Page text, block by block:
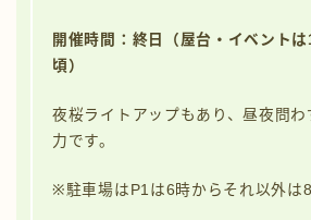
開催時間：終日（屋台・イベント
頃）
夜桜ライトアップもあり、昼夜問
力です。
※駐車場はP1は6時からそれ以外は8